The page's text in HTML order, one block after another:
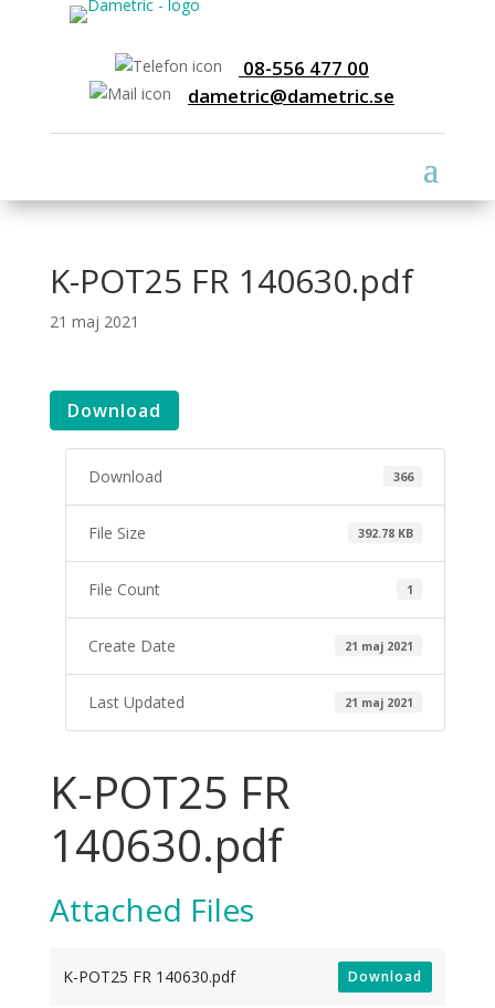
08-556 477 00
dametric@dametric.se
K-POT25 FR 140630.pdf
21 maj 2021
Download
Download 366
File Size 392.78 KB
File Count 1
Create Date 21 maj 2021
Last Updated 21 maj 2021
K-POT25 FR
140630.pdf
Attached Files
K-POT25 FR 140630.pdf Download